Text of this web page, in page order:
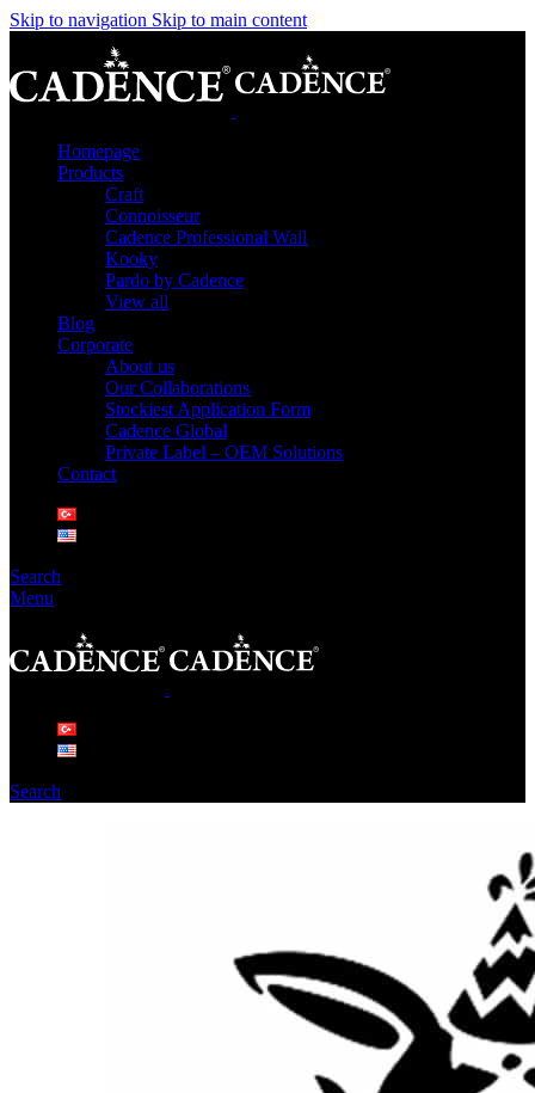
Skip to navigation Skip to main content
Homepage
Products
Craft
Connoisseur
Cadence Professional Wall
Kooky
Pardo by Cadence
View all
Blog
Corporate
About us
Our Collaborations
Stockiest Application Form
Cadence Global
Private Label – OEM Solutions
Contact
Search
Menu
Search